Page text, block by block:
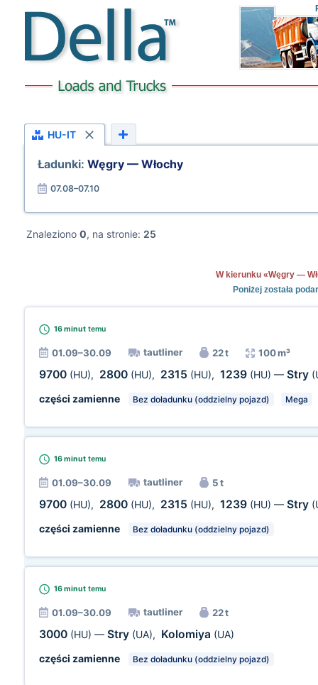
HU-IT
Ładunki: Węgry — Włochy
07.08–07.10
Znaleziono 0, na stronie: 25
W kierunku «Węgry —
Poniżej została
16 minut temu
01.09–30.09 tautliner 22 t 100 m³
9700 (HU), 2800 (HU), 2315 (HU), 1239 (HU) — Stry
części zamienne
Bez doładunku (oddzielny pojazd) Mega
16 minut temu
01.09–30.09 tautliner 5 t
9700 (HU), 2800 (HU), 2315 (HU), 1239 (HU) — Stry
części zamienne
Bez doładunku (oddzielny pojazd)
16 minut temu
01.09–30.09 tautliner 22 t
3000 (HU) — Stry (UA), Kolomiya (UA)
części zamienne
Bez doładunku (oddzielny pojazd)